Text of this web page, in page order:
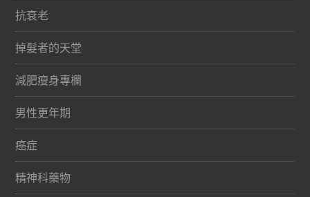
抗衰老
掉髮者的天堂
減肥瘦身專欄
男性更年期
癌症
精神科藥物